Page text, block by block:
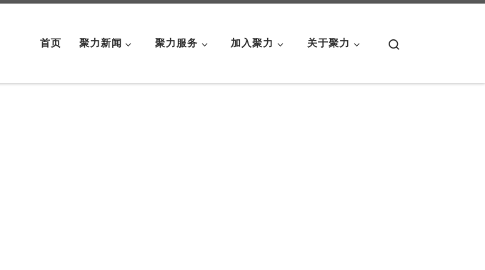
首页 聚力新闻 聚力服务 加入聚力 关于聚力